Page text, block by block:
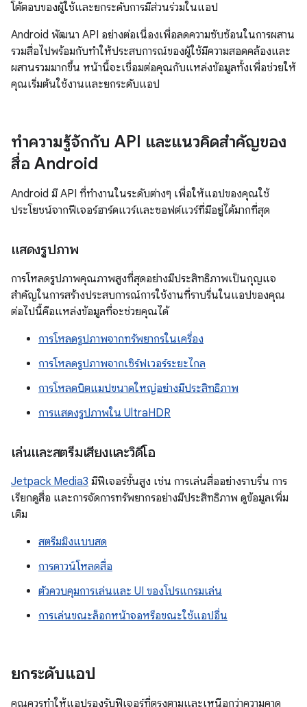
โต้ตอบของผู้ใช้และยกระดับการมีส่วนร่วมในแอป
Android พัฒนา API อย่างต่อเนื่องเพื่อลดความซับซ้อนในการผสาน
รวมสื่อไปพร้อมกับทำให้ประสบการณ์ของผู้ใช้มีความสอดคล้องและ
ผสานรวมมากขึ้น หน้านี้จะเชื่อมต่อคุณกับแหล่งข้อมูลทั้งเพื่อช่วยให้
คุณเริ่มต้นใช้งานและยกระดับแอป
ทําความรู้จักกับ API และแนวคิดสําคัญของ
สื่อ Android
Android มี API ที่ทำงานในระดับต่างๆ เพื่อให้แอปของคุณใช้
ประโยชน์จากฟีเจอร์ฮาร์ดแวร์และซอฟต์แวร์ที่มีอยู่ได้มากที่สุด
แสดงรูปภาพ
การโหลดรูปภาพคุณภาพสูงที่สุดอย่างมีประสิทธิภาพเป็นกุญแจ
สำคัญในการสร้างประสบการณ์การใช้งานที่ราบรื่นในแอปของคุณ
ต่อไปนี้คือแหล่งข้อมูลที่จะช่วยคุณได้
การโหลดรูปภาพจากทรัพยากรในเครื่อง
การโหลดรูปภาพจากเซิร์ฟเวอร์ระยะไกล
การโหลดบิตแมปขนาดใหญ่อย่างมีประสิทธิภาพ
การแสดงรูปภาพใน UltraHDR
เล่นและสตรีมเสียงและวิดีโอ
Jetpack Media3 มีฟีเจอร์ขั้นสูง เช่น การเล่นสื่ออย่างราบรื่น การ
เรียกดูสื่อ และการจัดการทรัพยากรอย่างมีประสิทธิภาพ ดูข้อมูลเพิ่ม
เติม
สตรีมมิงแบบสด
การดาวน์โหลดสื่อ
ตัวควบคุมการเล่นและ UI ของโปรแกรมเล่น
การเล่นขณะล็อกหน้าจอหรือขณะใช้แอปอื่น
ยกระดับแอป
คุณควรทำให้แอปรองรับฟีเจอร์ที่ตรงตามและเหนือกว่าความคาด